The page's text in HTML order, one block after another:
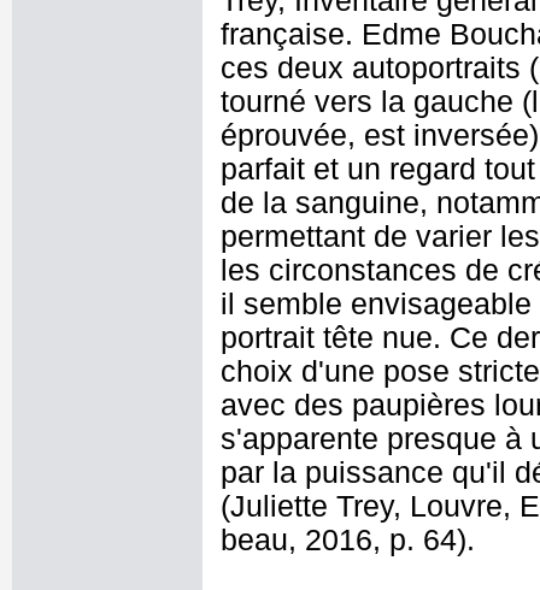
française. Edme
ces deux autoportraits
tourné vers la gauche
éprouvée, est
parfait et un regard
de la sanguine,
permettant de varier
les circonstances de
il semble
portrait tête nue. Ce
choix d'une pose
avec des paupières
s'apparente presque à
par la puissance qu'il
(Juliette Trey, Louvre,
beau, 2016, p. 64).